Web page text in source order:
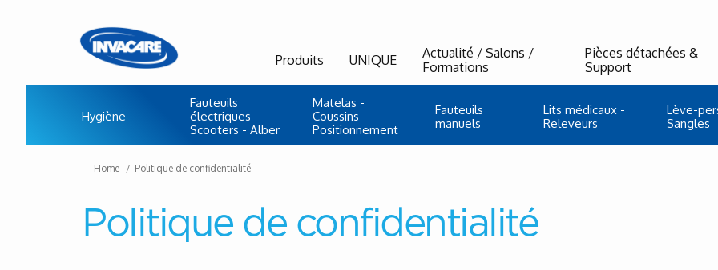
Produits
Hygiène
Fauteuils
électriques -
Scooters - Alber
Matelas -
Coussins -
Positionnement
Fauteuils
manuels
Lits médicaux -
Releveurs
Lève-
Sangles
UNIQUE
Actualité / Salons /
Formations
Pièces détachées &
Support
Home Politique de confidentialité
Politique de confidentialité